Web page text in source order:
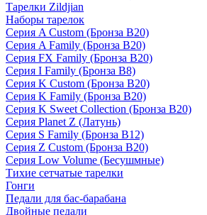
Тарелки Zildjian
Наборы тарелок
Серия A Custom (Бронза B20)
Серия A Family (Бронза B20)
Серия FX Family (Бронза B20)
Серия I Family (Бронза B8)
Серия K Custom (Бронза B20)
Серия K Family (Бронза B20)
Серия K Sweet Collection (Бронза B20)
Серия Planet Z (Латунь)
Серия S Family (Бронза B12)
Серия Z Custom (Бронза B20)
Серия Low Volume (Бесушмные)
Тихие сетчатые тарелки
Гонги
Педали для бас-барабана
Двойные педали